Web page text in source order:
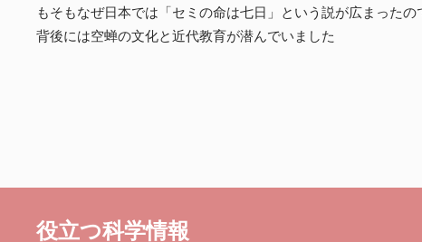
もそもなぜ日本では「セミの命は七日」という説が広まった
背後には空蝉の文化と近代教育が潜んでいました
役立つ科学情報